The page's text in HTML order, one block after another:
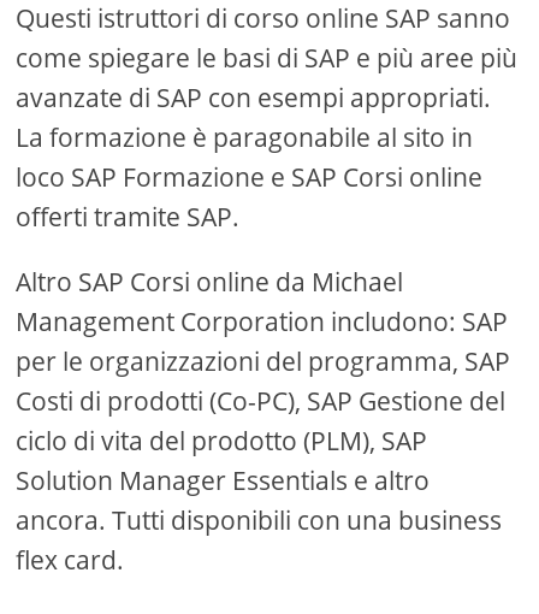
Questi istruttori di corso online SAP sanno
come spiegare le basi di SAP e più aree più
avanzate di SAP con esempi appropriati.
La formazione è paragonabile al sito in
loco SAP Formazione e SAP Corsi online
offerti tramite SAP.
Altro SAP Corsi online da Michael
Management Corporation includono: SAP
per le organizzazioni del programma, SAP
Costi di prodotti (Co-PC), SAP Gestione del
ciclo di vita del prodotto (PLM), SAP
Solution Manager Essentials e altro
ancora. Tutti disponibili con una business
flex card.